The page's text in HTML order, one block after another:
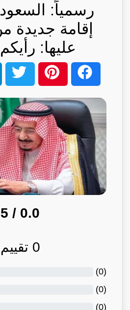
رسمياً:
إقامة
عليها:
0.0
/ 5
0 تقييم
(
0
)
(
0
)
(
0
)